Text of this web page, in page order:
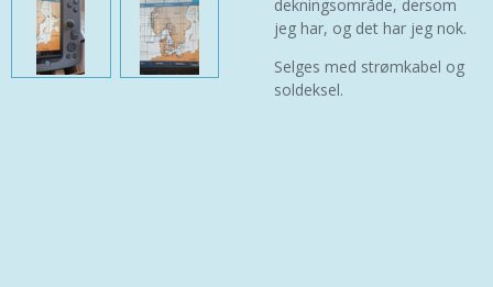
dekningsområde, dersom
jeg har, og det har jeg nok.
Selges med strømkabel og
soldeksel.